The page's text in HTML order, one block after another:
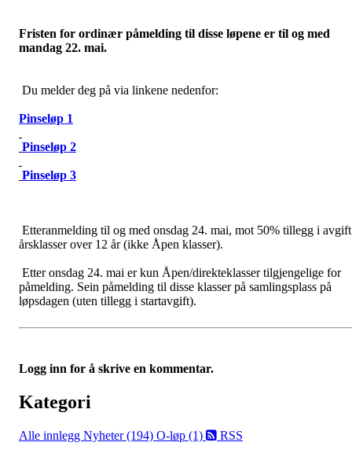
Fristen for ordinær påmelding til disse løpene er til og med
mandag 22. mai.
Du melder deg på via linkene nedenfor:
Pinseløp 1
Pinseløp 2
Pinseløp 3
Etteranmelding til og med onsdag 24. mai, mot 50% tillegg i
årsklasser over 12 år (ikke Åpen klasser).
Etter onsdag 24. mai er kun Åpen/direkteklasser tilgjengelige for
påmelding. Sein påmelding til disse klasser på samlingsplass på
løpsdagen (uten tillegg i startavgift).
Logg inn for å skrive en kommentar.
Kategori
Alle innlegg Nyheter (194) O-løp (1) RSS